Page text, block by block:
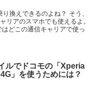
換えできるのよね？ そう、
リアのスマホでも使えるよ。
どこの通信キャリアで使っ
ルでドコモの「Xperia
」を使うためには？